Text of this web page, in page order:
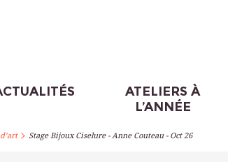
ATELIERS À
L’ANNÉE
> Stage Bijoux Ciselure - Anne Couteau - Oct 26